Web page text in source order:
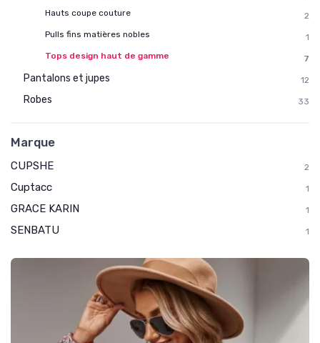
Hauts coupe couture
2
Pulls fins matières nobles
1
Tops design haut de gamme
7
Pantalons et jupes 12
Robes 33
Marque
CUPSHE 2
Cuptacc 1
GRACE KARIN 1
SENBATU 1